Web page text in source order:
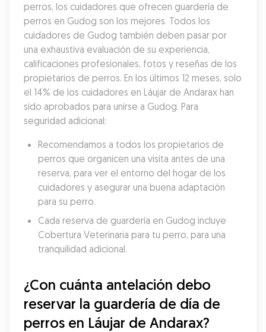
perros, los cuidadores que ofrecen guardería de
perros en Gudog son los mejores. Todos los
cuidadores de Gudog también deben pasar por
una exhaustiva evaluación de su experiencia,
calificaciones profesionales, fotos y reseñas de los
propietarios de perros. En los últimos 12 meses, solo
el 14% de los cuidadores en Láujar de Andarax han
sido aprobados para unirse a Gudog. Para
seguridad adicional:
Recomendamos a todos los propietarios de
perros que organicen una visita antes de una
reserva, para ver el entorno del hogar de los
cuidadores y asegurar una buena adaptación
para su perro.
Cada reserva de guardería en Gudog incluye
Cobertura Veterinaria para tu perro, para una
tranquilidad adicional.
¿Con cuánta antelación debo
reservar la guardería de día de
perros en Láujar de Andarax?